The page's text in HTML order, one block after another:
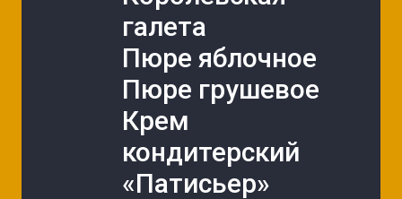
галета
Пюре яблочное
Пюре грушевое
Крем
кондитерский
«Патисьер»